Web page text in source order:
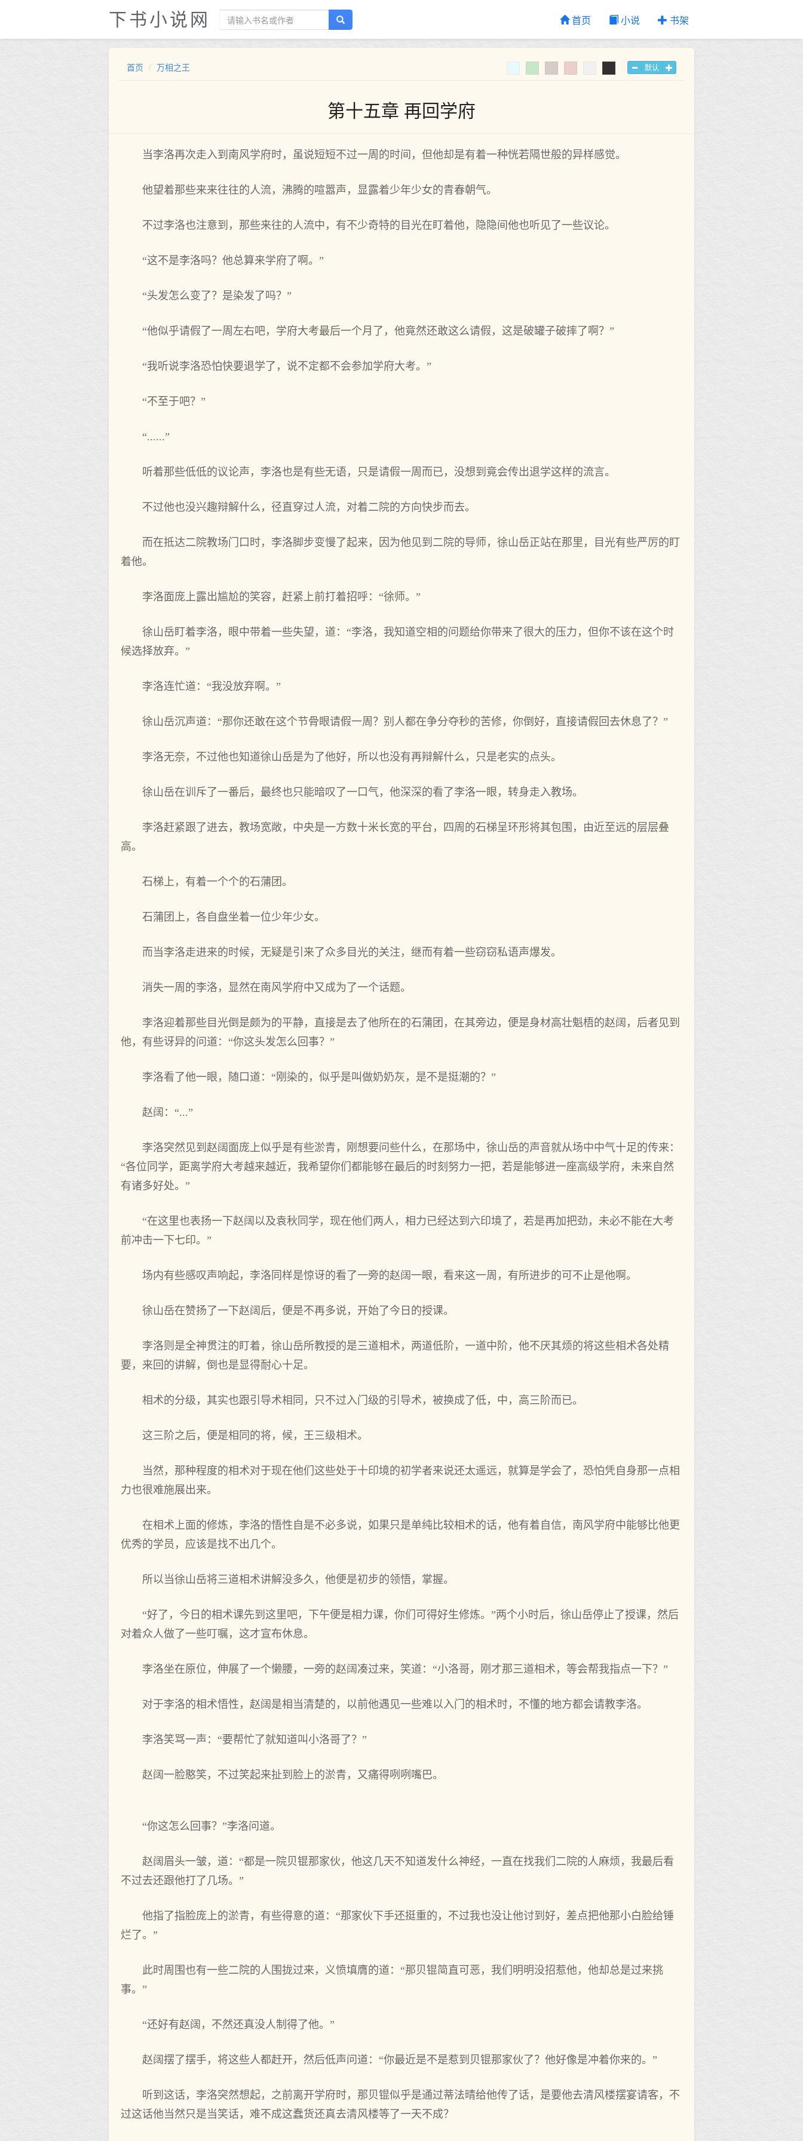
下书小说网 首页 小说 书架
首页 万相之王 默认
第十五章 再回学府
当李洛再次走入到南风学府时，虽说短短不过一周的时间，但他却是有着一种恍若隔世般的异样感觉。
他望着那些来来往往的人流，沸腾的喧嚣声，显露着少年少女的青春朝气。
不过李洛也注意到，那些来往的人流中，有不少奇特的目光在盯着他，隐隐间他也听见了一些议论。
“这不是李洛吗？他总算来学府了啊。”
“头发怎么变了？是染发了吗？”
“他似乎请假了一周左右吧，学府大考最后一个月了，他竟然还敢这么请假，这是破罐子破摔了啊？”
“我听说李洛恐怕快要退学了，说不定都不会参加学府大考。”
“不至于吧？”
“......”
听着那些低低的议论声，李洛也是有些无语，只是请假一周而已，没想到竟会传出退学这样的流言。
不过他也没兴趣辩解什么，径直穿过人流，对着二院的方向快步而去。
而在抵达二院教场门口时，李洛脚步变慢了起来，因为他见到二院的导师，徐山岳正站在那里，目光有些严厉的盯
着他。
李洛面庞上露出尴尬的笑容，赶紧上前打着招呼：“徐师。”
徐山岳盯着李洛，眼中带着一些失望，道：“李洛，我知道空相的问题给你带来了很大的压力，但你不该在这个时
候选择放弃。”
李洛连忙道：“我没放弃啊。”
徐山岳沉声道：“那你还敢在这个节骨眼请假一周？别人都在争分夺秒的苦修，你倒好，直接请假回去休息了？”
李洛无奈，不过他也知道徐山岳是为了他好，所以也没有再辩解什么，只是老实的点头。
徐山岳在训斥了一番后，最终也只能暗叹了一口气，他深深的看了李洛一眼，转身走入教场。
李洛赶紧跟了进去，教场宽敞，中央是一方数十米长宽的平台，四周的石梯呈环形将其包围，由近至远的层层叠
高。
石梯上，有着一个个的石蒲团。
石蒲团上，各自盘坐着一位少年少女。
而当李洛走进来的时候，无疑是引来了众多目光的关注，继而有着一些窃窃私语声爆发。
消失一周的李洛，显然在南风学府中又成为了一个话题。
李洛迎着那些目光倒是颇为的平静，直接是去了他所在的石蒲团，在其旁边，便是身材高壮魁梧的赵阔，后者见到
他，有些讶异的问道：“你这头发怎么回事？”
李洛看了他一眼，随口道：“刚染的，似乎是叫做奶奶灰，是不是挺潮的？”
赵阔：“...”
李洛突然见到赵阔面庞上似乎是有些淤青，刚想要问些什么，在那场中，徐山岳的声音就从场中中气十足的传来：
“各位同学，距离学府大考越来越近，我希望你们都能够在最后的时刻努力一把，若是能够进一座高级学府，未来自然
有诸多好处。”
“在这里也表扬一下赵阔以及袁秋同学，现在他们两人，相力已经达到六印境了，若是再加把劲，未必不能在大考
前冲击一下七印。”
场内有些感叹声响起，李洛同样是惊讶的看了一旁的赵阔一眼，看来这一周，有所进步的可不止是他啊。
徐山岳在赞扬了一下赵阔后，便是不再多说，开始了今日的授课。
李洛则是全神贯注的盯着，徐山岳所教授的是三道相术，两道低阶，一道中阶，他不厌其烦的将这些相术各处精
要，来回的讲解，倒也是显得耐心十足。
相术的分级，其实也跟引导术相同，只不过入门级的引导术，被换成了低，中，高三阶而已。
这三阶之后，便是相同的将，候，王三级相术。
当然，那种程度的相术对于现在他们这些处于十印境的初学者来说还太遥远，就算是学会了，恐怕凭自身那一点相
力也很难施展出来。
在相术上面的修炼，李洛的悟性自是不必多说，如果只是单纯比较相术的话，他有着自信，南风学府中能够比他更
优秀的学员，应该是找不出几个。
所以当徐山岳将三道相术讲解没多久，他便是初步的领悟，掌握。
“好了，今日的相术课先到这里吧，下午便是相力课，你们可得好生修炼。”两个小时后，徐山岳停止了授课，然后
对着众人做了一些叮嘱，这才宣布休息。
李洛坐在原位，伸展了一个懒腰，一旁的赵阔凑过来，笑道：“小洛哥，刚才那三道相术，等会帮我指点一下？”
对于李洛的相术悟性，赵阔是相当清楚的，以前他遇见一些难以入门的相术时，不懂的地方都会请教李洛。
李洛笑骂一声：“要帮忙了就知道叫小洛哥了？”
赵阔一脸憨笑，不过笑起来扯到脸上的淤青，又痛得咧咧嘴巴。
“你这怎么回事？”李洛问道。
赵阔眉头一皱，道：“都是一院贝锟那家伙，他这几天不知道发什么神经，一直在找我们二院的人麻烦，我最后看
不过去还跟他打了几场。”
他指了指脸庞上的淤青，有些得意的道：“那家伙下手还挺重的，不过我也没让他讨到好，差点把他那小白脸给锤
烂了。”
此时周围也有一些二院的人围拢过来，义愤填膺的道：“那贝锟简直可恶，我们明明没招惹他，他却总是过来挑
事。”
“还好有赵阔，不然还真没人制得了他。”
赵阔摆了摆手，将这些人都赶开，然后低声问道：“你最近是不是惹到贝锟那家伙了？他好像是冲着你来的。”
听到这话，李洛突然想起，之前离开学府时，那贝锟似乎是通过蒂法晴给他传了话，是要他去清风楼摆宴请客，不
过这话他当然只是当笑话，难不成这蠢货还真去清风楼等了一天不成？